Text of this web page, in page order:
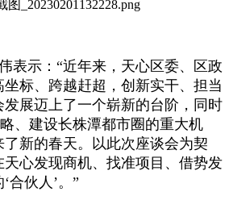
表示：“近年来，天心区委、区政
标、跨越赶超，创新实干、担当
展迈上了一个崭新的台阶，同时
、建设长株潭都市圈的重大机
新的春天。以此次座谈会为契
心发现商机、找准项目、借势发
合伙人’。”